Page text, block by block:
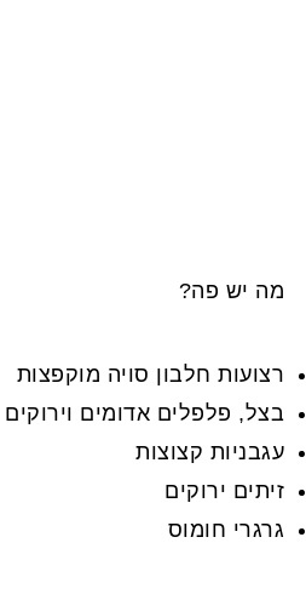
מה יש פה?
רצועות חלבון סויה מוקפצות
בצל, פלפלים אדומים וירוקים
עגבניות קצוצות
זיתים ירוקים
גרגרי חומוס